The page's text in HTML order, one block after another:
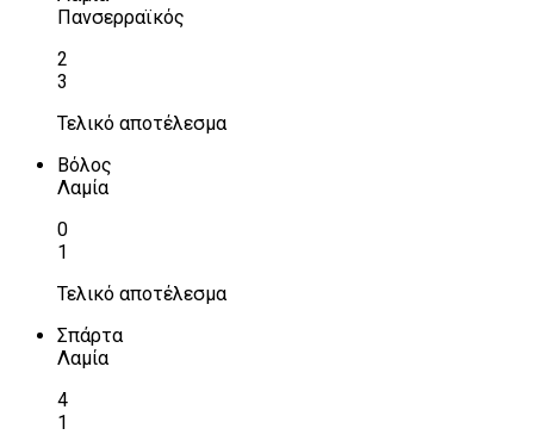
Πανσερραϊκός
2
3
Τελικό αποτέλεσμα
Βόλος
Λαμία
0
1
Τελικό αποτέλεσμα
Σπάρτα
Λαμία
4
1